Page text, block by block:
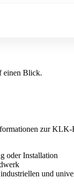
einen Blick.
zur KLK-
oder Installation
und